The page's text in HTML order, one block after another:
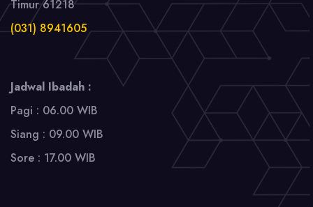
Timur 61218
(031) 8941605
Jadwal Ibadah :
Pagi : 06.00 WIB
Siang : 09.00 WIB
Sore : 17.00 WIB